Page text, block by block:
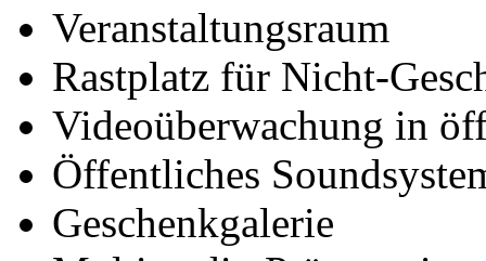
Veranstaltungsraum
Rastplatz für Nicht-
Videoüberwachung in
Öffentliches
Geschenkgalerie